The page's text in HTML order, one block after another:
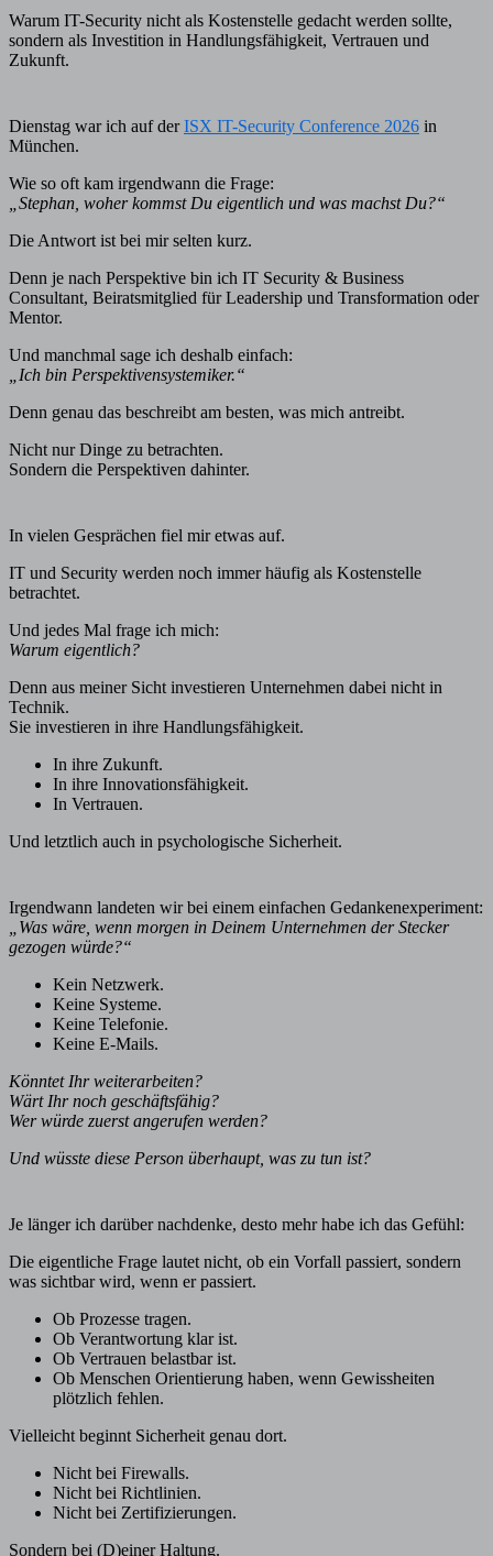
Warum IT-Security nicht als Kostenstelle gedacht werden sollte,
sondern als Investition in Handlungsfähigkeit, Vertrauen und
Zukunft.
Dienstag war ich auf derISX IT-Security Conference 2026 in
München.
Wie so oft kam irgendwann die Frage:
„Stephan, woher kommst Du eigentlich und was machst Du?“
Die Antwort ist bei mir selten kurz.
Denn je nach Perspektive bin ich IT Security & Business
Consultant, Beiratsmitglied für Leadership und Transformation oder
Mentor.
Und manchmal sage ich deshalb einfach:
„Ich bin Perspektivensystemiker.“
Denn genau das beschreibt am besten, was mich antreibt.
Nicht nur Dinge zu betrachten.
Sondern die Perspektiven dahinter.
In vielen Gesprächen fiel mir etwas auf.
IT und Security werden noch immer häufig als Kostenstelle
betrachtet.
Und jedes Mal frage ich mich:
Warum eigentlich?
Denn aus meiner Sicht investieren Unternehmen dabei nicht in
Technik.
Sie investieren in ihre Handlungsfähigkeit.
In ihre Zukunft.
In ihre Innovationsfähigkeit.
In Vertrauen.
Und letztlich auch in psychologische Sicherheit.
Irgendwann landeten wir bei einem einfachen Gedankenexperiment:
„Was wäre, wenn morgen in Deinem Unternehmen der Stecker
gezogen würde?“
Kein Netzwerk.
Keine Systeme.
Keine Telefonie.
Keine E-Mails.
Könntet Ihr weiterarbeiten?
Wärt Ihr noch geschäftsfähig?
Wer würde zuerst angerufen werden?
Und wüsste diese Person überhaupt, was zu tun ist?
Je länger ich darüber nachdenke, desto mehr habe ich das Gefühl:
Die eigentliche Frage lautet nicht, ob ein Vorfall passiert, sondern
was sichtbar wird, wenn er passiert.
Ob Prozesse tragen.
Ob Verantwortung klar ist.
Ob Vertrauen belastbar ist.
Ob Menschen Orientierung haben, wenn Gewissheiten
plötzlich fehlen.
Vielleicht beginnt Sicherheit genau dort.
Nicht bei Firewalls.
Nicht bei Richtlinien.
Nicht bei Zertifizierungen.
Sondern bei (D)einer Haltung.